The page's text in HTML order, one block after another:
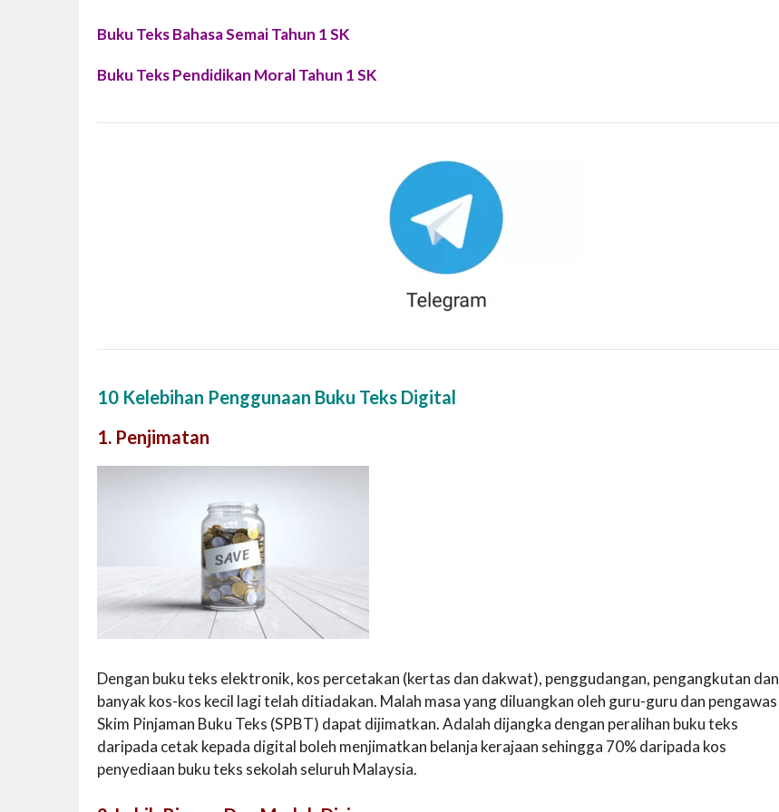
Buku Teks Bahasa Semai Tahun 1 SK
Buku Teks Pendidikan Moral Tahun 1 SK
10 Kelebihan Penggunaan Buku Teks Digital
1. Penjimatan
Dengan buku teks elektronik, kos percetakan (kertas dan dakwat), penggudangan, pengangkutan dan
banyak kos-kos kecil lagi telah ditiadakan. Malah masa yang diluangkan oleh guru-guru dan pengawas
Skim Pinjaman Buku Teks (SPBT) dapat dijimatkan. Adalah dijangka dengan peralihan buku teks
daripada cetak kepada digital boleh menjimatkan belanja kerajaan sehingga 70% daripada kos
penyediaan buku teks sekolah seluruh Malaysia.